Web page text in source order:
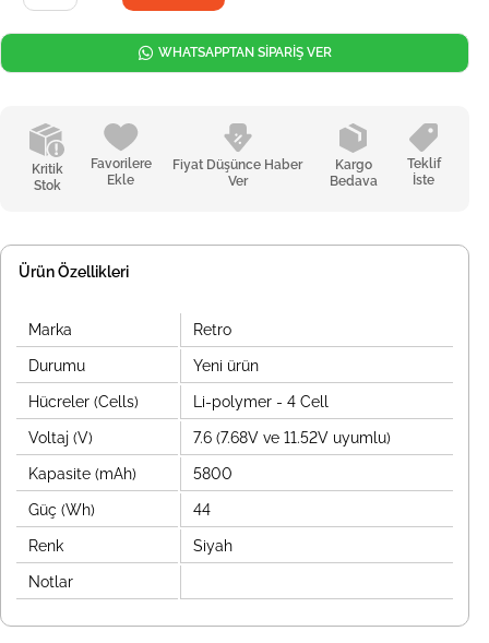
Kritik
Stok
Favorilere
Ekle
Fiyat Düşünce Haber
Ver
Kargo
Bedava
Teklif
İste
WHATSAPPTAN SİPARİŞ VER
Ürün Özellikleri
Marka Retro
Durumu Yeni ürün
Hücreler (Cells) Li-polymer - 4 Cell
Voltaj (V) 7.6 (7.68V ve 11.52V uyumlu)
Kapasite (mAh) 5800
Güç (Wh) 44
Renk Siyah
Notlar